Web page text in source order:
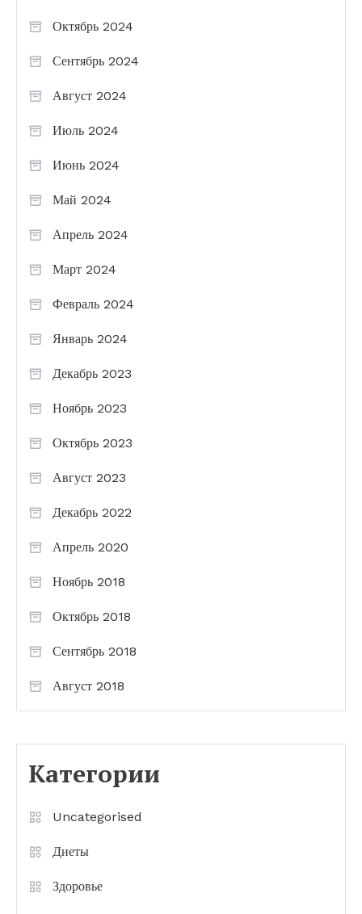
Октябрь 2024
Сентябрь 2024
Август 2024
Июль 2024
Июнь 2024
Май 2024
Апрель 2024
Март 2024
Февраль 2024
Январь 2024
Декабрь 2023
Ноябрь 2023
Октябрь 2023
Август 2023
Декабрь 2022
Апрель 2020
Ноябрь 2018
Октябрь 2018
Сентябрь 2018
Август 2018
Категории
Uncategorised
Диеты
Здоровье